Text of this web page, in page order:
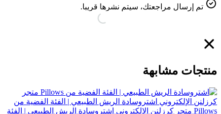
تم إرسال مراجعتك، سيتم نشرها قريبا.
منتجات مشابهة